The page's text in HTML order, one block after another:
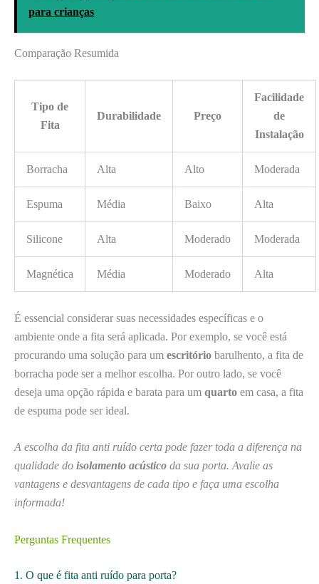
para crianças
Comparação Resumida
Tipo de
Fita
Durabilidade Preço
Facilidade
de
Instalação
Borracha Alta Alto Moderada
Espuma Média Baixo Alta
Silicone Alta Moderado Moderada
Magnética Média Moderado Alta
É essencial considerar suas necessidades específicas e o
ambiente onde a fita será aplicada. Por exemplo, se você está
procurando uma solução para um escritório barulhento, a fita de
borracha pode ser a melhor escolha. Por outro lado, se você
deseja uma opção rápida e barata para um quarto em casa, a fita
de espuma pode ser ideal.
A escolha da fita anti ruído certa pode fazer toda a diferença na
qualidade do isolamento acústico da sua porta. Avalie as
vantagens e desvantagens de cada tipo e faça uma escolha
informada!
Perguntas Frequentes
1. O que é fita anti ruído para porta?